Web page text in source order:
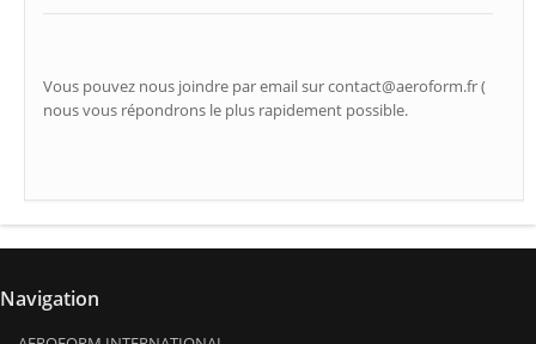
Vous pouvez nous joindre par email sur contact@aeroform.fr (
nous vous répondrons le plus rapidement possible.
Navigation